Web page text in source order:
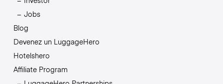
Jobs
Blog
Devenez un LuggageHero
Hotelshero
Affiliate Program